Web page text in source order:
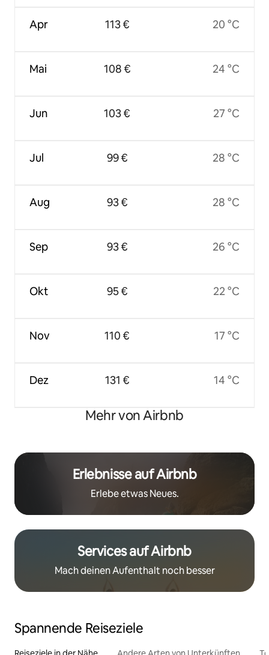
Apr
Mai
Jun
Jul
Aug
Sep
Okt
Nov
Dez
113 €
108 €
103 €
99 €
93 €
93 €
95 €
110 €
131 €
20 °C
24 °C
27 °C
28 °C
28 °C
26 °C
22 °C
17 °C
14 °C
Mehr von Airbnb
Erlebnisse auf Airbnb
Erlebe etwas Neues.
Services auf Airbnb
Mach deinen Aufenthalt noch besser
Spannende Reiseziele